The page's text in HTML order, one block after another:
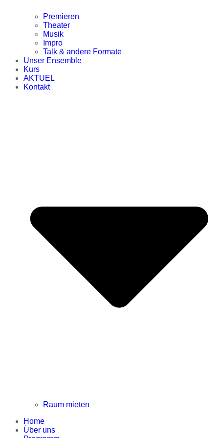
Premieren
Theater
Musik
Impro
Talk & andere Formate
Unser Ensemble
Kurs
AKTUEL
Kontakt
Raum mieten
Home
Über uns